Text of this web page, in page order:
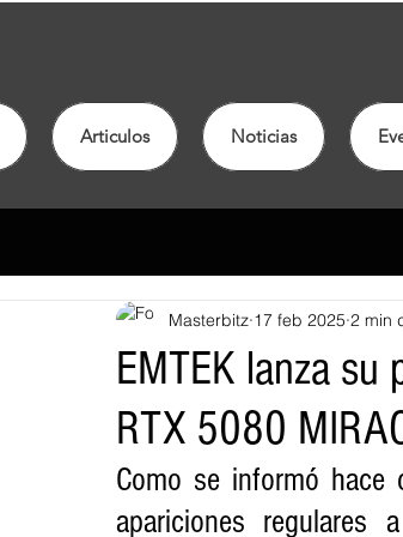
Articulos Noticias
EMTEK lanza su
RTX 5080
Masterbitz 17 feb 2025 2 min
Como se informó hace
apariciones regulares